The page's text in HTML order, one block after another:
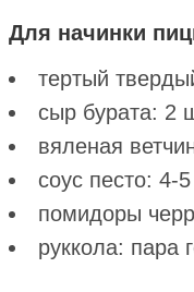
Для начинки
тертый
сыр бурата: 2
вяленая
соус песто: 4-
помидоры
руккола: пара